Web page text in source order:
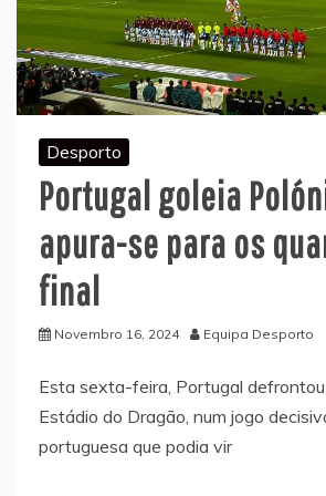
Desporto
Portugal goleia
apura-se para os
final
Novembro 16, 2024 Equipa Desporto
Esta sexta-feira, Portugal
Estádio do Dragão, num jogo
portuguesa que podia vir